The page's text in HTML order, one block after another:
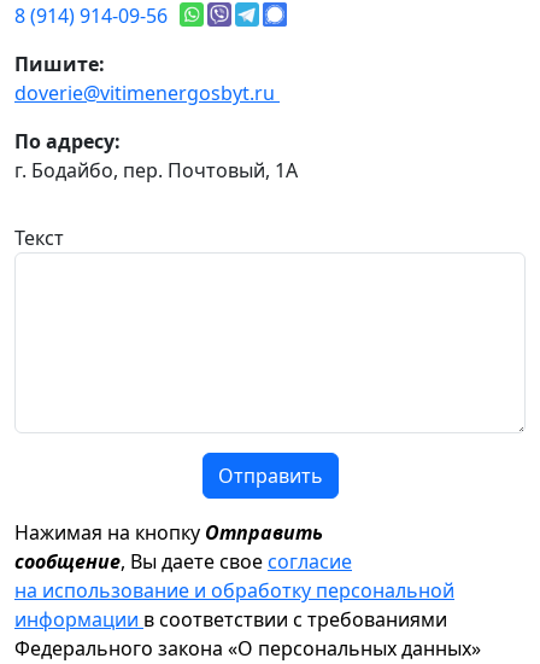
8 (914) 914-09-56
Пишите:
doverie@vitimenergosbyt.ru
По адресу:
г. Бодайбо, пер. Почтовый, 1А
Текст
Отправить
Нажимая на кнопку Отправить
сообщение, Вы даете своесогласие
на использование и обработку персональной
информации в соответствии с требованиями
Федерального закона «О персональных данных»